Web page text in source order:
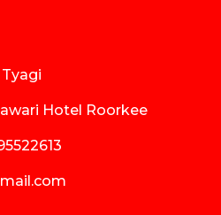
Hotel Roorkee